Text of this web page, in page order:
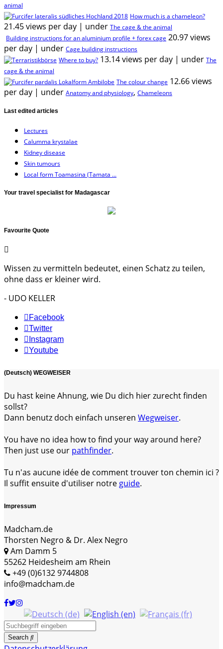
animal
How much is a chameleon?
21.45 views per day | under The cage & the animal
Building instructions for an aluminium profile + forex cage 20.97 views
per day | under Cage building instructions
Where to buy? 13.14 views per day | under The
cage & the animal
The colour change 12.66 views
per day | under Anatomy and physiology, Chameleons
Last edited articles
Lectures
Calumma krystalae
Kidney disease
Skin tumours
Local form Toamasina (Tamata ...
Your travel specialist for Madagascar
Favourite Quote
Wissen zu vermitteln bedeutet, einen Schatz zu teilen,
ohne dass er kleiner wird.
- UDO KELLER
Facebook
Twitter
Instagram
Youtube
(Deutsch) WEGWEISER
Du hast keine Ahnung, wie Du dich hier zurecht finden
sollst?
Dann benutz doch einfach unseren Wegweiser.
You have no idea how to find your way around here?
Then just use our pathfinder.
Tu n'as aucune idée de comment trouver ton chemin ici ?
Il suffit ensuite d'utiliser notre guide.
Impressum
Madcham.de
Thorsten Negro & Dr. Alex Negro
Am Damm 5
55262 Heidesheim am Rhein
+49 (0)6132 9744808
info@madcham.de
Search